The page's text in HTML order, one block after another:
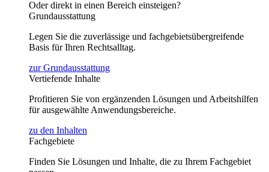
Oder direkt in einen Bereich einsteigen?
Grundausstattung
Legen Sie die zuverlässige und fachgebietsübergreifende
Basis für Ihren Rechtsalltag.
zur Grundausstattung
Vertiefende Inhalte
Profitieren Sie von ergänzenden Lösungen und Arbeitshilfen
für ausgewählte Anwendungsbereiche.
zu den Inhalten
Fachgebiete
Finden Sie Lösungen und Inhalte, die zu Ihrem Fachgebiet